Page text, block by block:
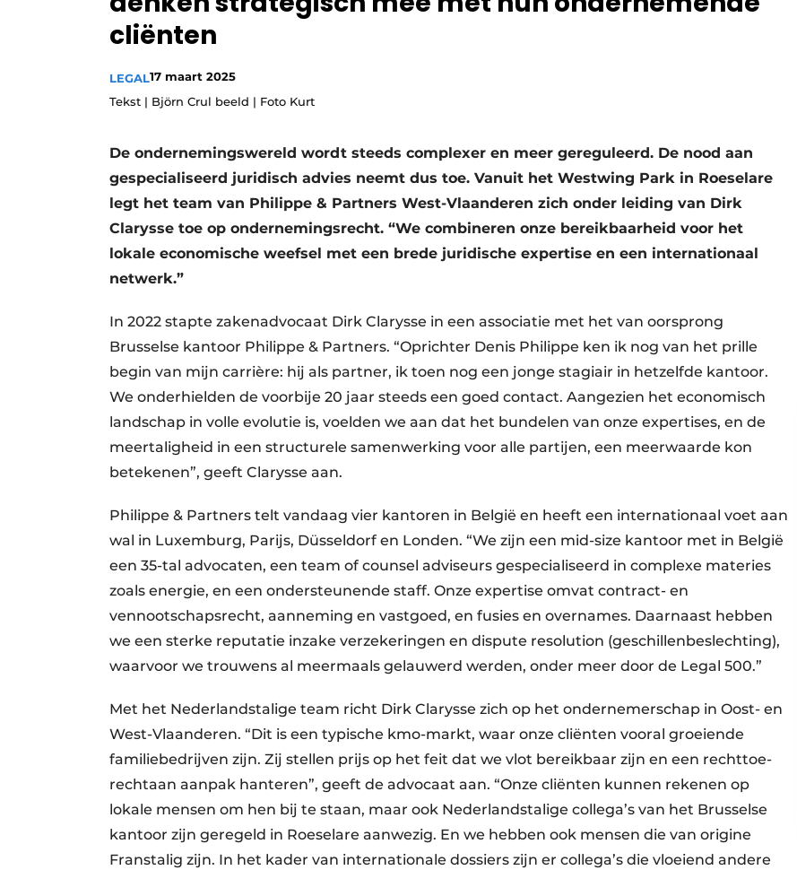
Privacy / Cookie statement
Vacatures
Video’s
cliënten
LEGAL17 maart 2025
Tekst | Björn Crul beeld | Foto Kurt
De ondernemingswereld wordt steeds complexer en meer gereguleerd. De nood aan
gespecialiseerd juridisch advies neemt dus toe. Vanuit het Westwing Park in Roeselare
legt het team van Philippe & Partners West-Vlaanderen zich onder leiding van Dirk
Clarysse toe op ondernemingsrecht. “We combineren onze bereikbaarheid voor het
lokale economische weefsel met een brede juridische expertise en een internationaal
netwerk.”
In 2022 stapte zakenadvocaat Dirk Clarysse in een associatie met het van oorsprong
Brusselse kantoor Philippe & Partners. “Oprichter Denis Philippe ken ik nog van het prille
begin van mijn carrière: hij als partner, ik toen nog een jonge stagiair in hetzelfde kantoor.
We onderhielden de voorbije 20 jaar steeds een goed contact. Aangezien het economisch
landschap in volle evolutie is, voelden we aan dat het bundelen van onze expertises, en de
meertaligheid in een structurele samenwerking voor alle partijen, een meerwaarde kon
betekenen”, geeft Clarysse aan.
Philippe & Partners telt vandaag vier kantoren in België en heeft een internationaal voet aan
wal in Luxemburg, Parijs, Düsseldorf en Londen. “We zijn een mid-size kantoor met in België
een 35-tal advocaten, een team of counsel adviseurs gespecialiseerd in complexe materies
zoals energie, en een ondersteunende staff. Onze expertise omvat contract- en
vennootschapsrecht, aanneming en vastgoed, en fusies en overnames. Daarnaast hebben
we een sterke reputatie inzake verzekeringen en dispute resolution (geschillenbeslechting),
waarvoor we trouwens al meermaals gelauwerd werden, onder meer door de Legal 500.”
Met het Nederlandstalige team richt Dirk Clarysse zich op het ondernemerschap in Oost- en
West-Vlaanderen. “Dit is een typische kmo-markt, waar onze cliënten vooral groeiende
familiebedrijven zijn. Zij stellen prijs op het feit dat we vlot bereikbaar zijn en een rechttoe-
rechtaan aanpak hanteren”, geeft de advocaat aan. “Onze cliënten kunnen rekenen op
lokale mensen om hen bij te staan, maar ook Nederlandstalige collega’s van het Brusselse
kantoor zijn geregeld in Roeselare aanwezig. En we hebben ook mensen die van origine
Franstalig zijn. In het kader van internationale dossiers zijn er collega’s die vloeiend andere